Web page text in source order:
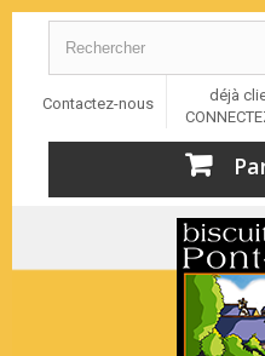
Contactez-nous
déjà